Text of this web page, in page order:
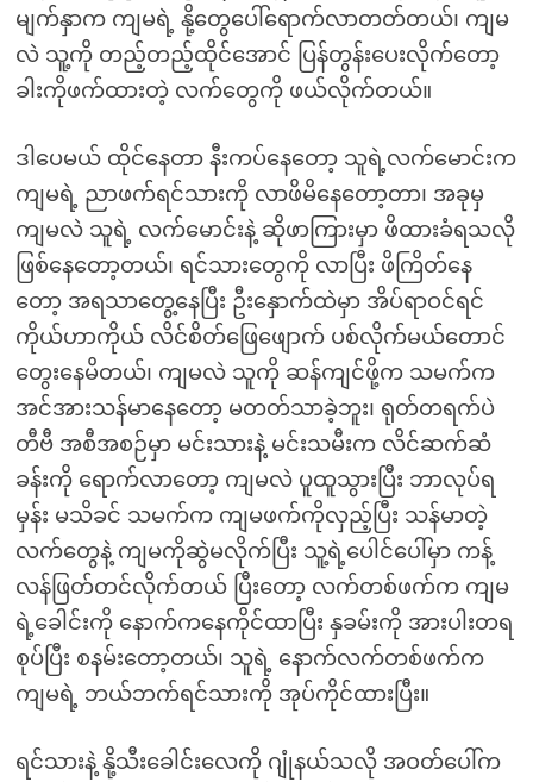
မျက်နှာက ကျမရဲ့ နို့တွေပေါ်ရောက်လာတတ်တယ်၊ ကျမ
လဲ သူ့ကို တည့်တည့်ထိုင်အောင် ပြန်တွန်းပေးလိုက်တော့
ခါးကိုဖက်ထားတဲ့ လက်တွေကို ဖယ်လိုက်တယ်။
ဒါပေမယ် ထိုင်နေတာ နီးကပ်နေတော့ သူရဲ့လက်မောင်းက
ကျမရဲ့ ညာဖက်ရင်သားကို လာဖိမိနေတော့တာ၊ အခုမှ
ကျမလဲ သူရဲ့ လက်မောင်းနဲ့ ဆိုဖာကြားမှာ ဖိထားခံရသလို
ဖြစ်နေတော့တယ်၊ ရင်သားတွေကို လာပြီး ဖိကြိတ်နေ
တော့ အရသာတွေ့နေပြီး ဦးနှောက်ထဲမှာ အိပ်ရာဝင်ရင်
ကိုယ်ဟာကိုယ် လိင်စိတ်ဖြေဖျောက် ပစ်လိုက်မယ်တောင်
တွေးနေမိတယ်၊ ကျမလဲ သူကို ဆန်ကျင်ဖို့က သမက်က
အင်အားသန်မာနေတော့ မတတ်သာခဲ့ဘူး၊ ရုတ်တရက်ပဲ
တီဗီ အစီအစဉ်မှာ မင်းသားနဲ့ မင်းသမီးက လိင်ဆက်ဆံ
ခန်းကို ရောက်လာတော့ ကျမလဲ ပူထူသွားပြီး ဘာလုပ်ရ
မှန်း မသိခင် သမက်က ကျမဖက်ကိုလှည့်ပြီး သန်မာတဲ့
လက်တွေနဲ့ ကျမကိုဆွဲမလိုက်ပြီး သူ့ရဲ့ပေါင်ပေါ်မှာ ကန့်
လန်ဖြတ်တင်လိုက်တယ် ပြီးတော့ လက်တစ်ဖက်က ကျမ
ရဲ့ခေါင်းကို နောက်ကနေကိုင်ထာပြီး နှခမ်းကို အားပါးတရ
စုပ်ပြီး စနမ်းတော့တယ်၊ သူရဲ့ နောက်လက်တစ်ဖက်က
ကျမရဲ့ ဘယ်ဘက်ရင်သားကို အုပ်ကိုင်ထားပြီး။
ရင်သားနဲ့ နို့သီးခေါင်းလေကို ဂျုံနယ်သလို အဝတ်ပေါ်က